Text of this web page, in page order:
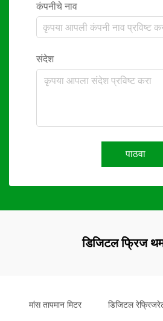
कंपनीचे नाव
संदेश
पाठवा
डिजिटल फ्रिज
मांस तापमान मिटर डिजिटल